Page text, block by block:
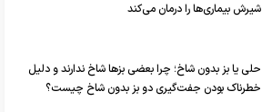
شیرش بیماری‌ها را درمان می‌کند
حلی یا بز بدون شاخ؛ چرا بعضی بز‌ها شاخ ندارند و دلیل
خطرناک بودن جفت‌گیری دو بز بدون شاخ چیست؟